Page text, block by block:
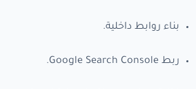
بناء روابط داخلية.
ربط Google Search Console.